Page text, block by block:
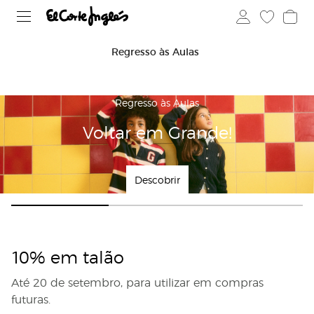
Regresso às Aulas
Regresso às Aulas
Voltar em Grande!
Descobrir
10% em talão
Até 20 de setembro, para utilizar em compras
futuras.